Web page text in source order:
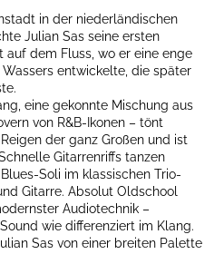
in der niederländischen
Julian Sas seine ersten
auf dem Fluss, wo er eine enge
entwickelte, die später
eine gekonnte Mischung aus
von R&B-Ikonen – tönt
der ganz Großen und ist
Gitarrenriffs tanzen
Soli im klassischen Trio-
Gitarre. Absolut Oldschool
Audiotechnik –
wie differenziert im Klang.
Sas von einer breiten Palette